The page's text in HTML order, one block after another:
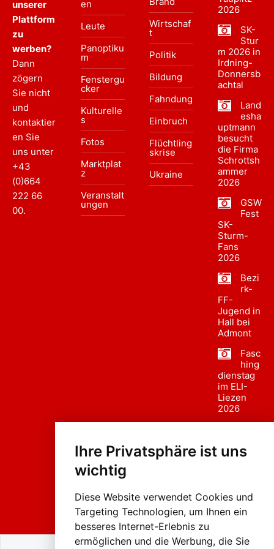
Ihre Privatsphäre ist uns
wichtig
Diese Website verwendet Cookies und
Targeting Technologien, um Ihnen ein
besseres Internet-Erlebnis zu
ermöglichen und die Werbung, die Sie
unserer
Plattform
zu
werben?
Dann
zögern
Sie nicht
und
kontaktier
en Sie
uns unter
+43
(0)664
222 66
00.
en
Leute
Panoptiku
m
Fenstergu
cker
Kulturelle
s
Fotos
Marktplat
z
Veranstalt
ungen
Wirtschaf
t
Politik
Bildung
Fahndung
Einbruch
Flüchtling
skrise
Ukraine
2026
SK-
Stur
m 2026 in
Irdning-
Donnersb
achtal
Land
esha
uptmann
besucht
die Firma
Schrottsh
ammer
2026
GSW
Fest
SK-
Sturm-
Fans
2026
Bezi
rk-
FF-
Jugend in
Hall bei
Admont
Fasc
hing
dienstag
im ELI-
Liezen
2026
sumzug
Liezen